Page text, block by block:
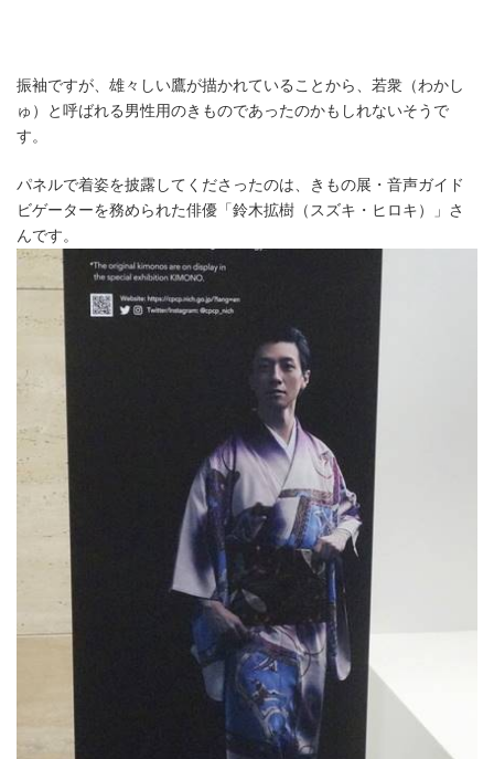
振袖ですが、雄々しい鷹が描かれていることから、若衆（わかし
ゅ）と呼ばれる男性用のきものであったのかもしれないそうで
す。
パネルで着姿を披露してくださったのは、きもの展・音声ガイド
ビゲーターを務められた俳優「鈴木拡樹（スズキ・ヒロキ）」さ
んです。